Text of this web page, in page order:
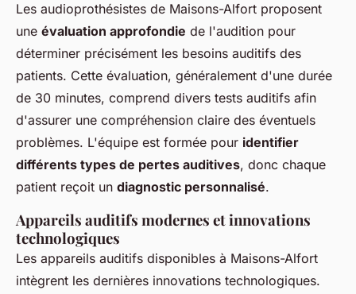
Les audioprothésistes de Maisons-Alfort proposent
une évaluation approfondie de l'audition pour
déterminer précisément les besoins auditifs des
patients. Cette évaluation, généralement d'une durée
de 30 minutes, comprend divers tests auditifs afin
d'assurer une compréhension claire des éventuels
problèmes. L'équipe est formée pour identifier
différents types de pertes auditives, donc chaque
patient reçoit un diagnostic personnalisé.
Appareils auditifs modernes et innovations
technologiques
Les appareils auditifs disponibles à Maisons-Alfort
intègrent les dernières innovations technologiques.